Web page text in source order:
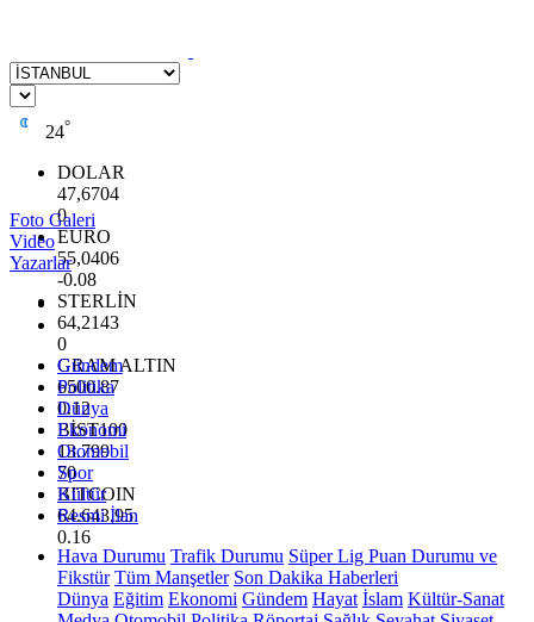
24°
DOLAR
47,6704
0
EURO
55,0406
-0.08
STERLİN
64,2143
0
GRAM ALTIN
6500.87
0.12
BİST100
13.799
70
BITCOIN
64.643,95
0.16
Foto Galeri
Video
Yazarlar
Gündem
Politika
Dünya
Ekonomi
Otomobil
Spor
Kültür
Resmi İlan
Hava Durumu Trafik Durumu Süper Lig Puan Durumu ve
Fikstür Tüm Manşetler Son Dakika Haberleri
Dünya Eğitim Ekonomi Gündem Hayat İslam Kültür-Sanat